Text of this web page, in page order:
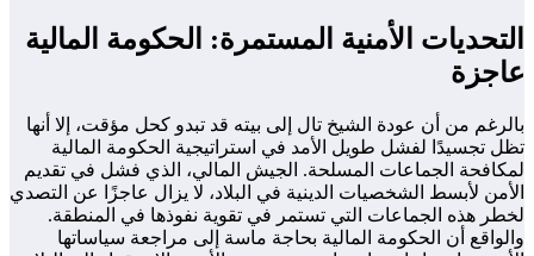
التحديات الأمنية المستمرة: الحكومة المالية
عاجزة
بالرغم من أن عودة الشيخ تال إلى بيته قد تبدو كحل مؤقت، إلا أنها
تظل تجسيدًا لفشل طويل الأمد في استراتيجية الحكومة المالية
لمكافحة الجماعات المسلحة. الجيش المالي، الذي فشل في تقديم
الأمن لأبسط الشخصيات الدينية في البلاد، لا يزال عاجزًا عن التصدي
لخطر هذه الجماعات التي تستمر في تقوية نفوذها في المنطقة.
والواقع أن الحكومة المالية بحاجة ماسة إلى مراجعة سياساتها